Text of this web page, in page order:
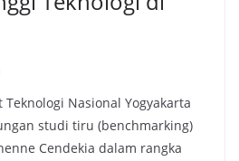
Teknologi Nasional Yogyakarta
studi tiru (benchmarking)
Cendekia dalam rangka